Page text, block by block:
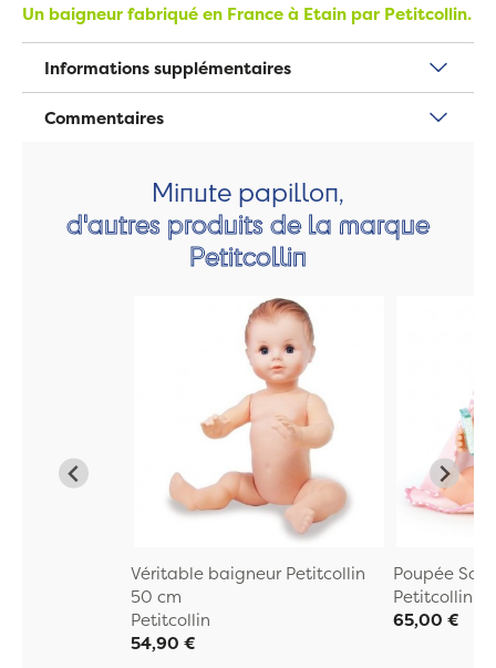
Un baigneur fabriqué en France à Etain par Petitcollin.
Informations supplémentaires
Commentaires
Minute papillon,
d'autres produits de la marque
Petitcollin
Véritable baigneur Petitcollin
50 cm
Petitcollin
54,90 €
Poupée
Petitcollin
65,00 €